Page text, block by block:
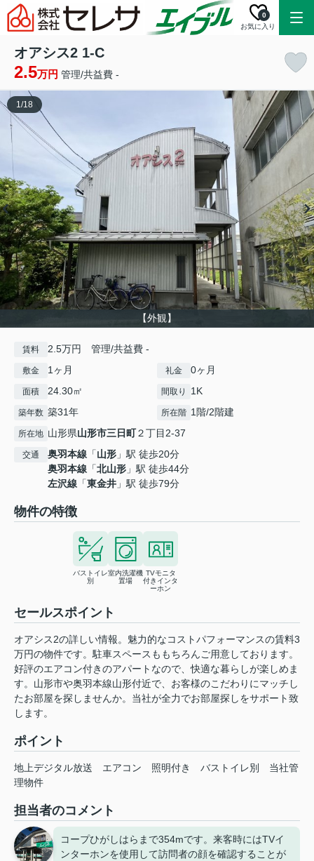
お気に入り
0
オアシス2 1-C
2.5万円 管理/共益費 -
【外観】
1/18
賃料 2.5万円 管理/共益費 -
敷金 1ヶ月 礼金 0ヶ月
面積 24.30㎡ 間取り 1K
築年数 築31年 所在階 1階/2階建
所在地 山形県山形市三日町２丁目2-37
交通 奥羽本線 「山形 」駅 徒歩20分
奥羽本線 「北山形 」駅 徒歩44分
左沢線 「東金井 」駅 徒歩79分
物件の特徴
バストイレ
別
室内洗濯機
置場
TVモニタ
付きインタ
ーホン
セールスポイント
オアシス2の詳しい情報。魅力的なコストパフォーマンスの賃料3
万円の物件です。駐車スペースももちろんご用意しております。
好評のエアコン付きのアパートなので、快適な暮らしが楽しめま
す。山形市や奥羽本線山形付近で、お客様のこだわりにマッチし
たお部屋を探しませんか。当社が全力でお部屋探しをサポート致
します。
ポイント
地上デジタル放送 エアコン 照明付き バストイレ別
当社管
理物件
担当者のコメント
コープひがしはらまで354mです。来客時にはTVイ
ンターホンを使用して訪問者の顔を確認することが